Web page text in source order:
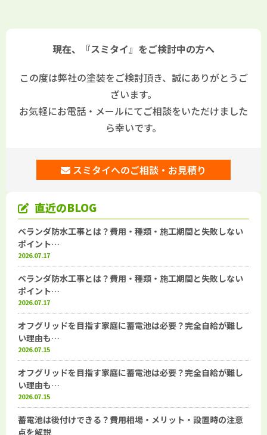
現在、『スミタイ』をご検討中の方へ
この度は弊社の塗装をご検討頂き、誠にありがとうご
ざいます。
お気軽にお電話・メールにてご相談をいただけました
ら幸いです。
スミタイへのご相談・お見積り
直近のBLOG
ベランダ防水工事とは？費用・種類・施工期間と失敗しない
ポイント…
2026.07.17
ベランダ防水工事とは？費用・種類・施工期間と失敗しない
ポイント…
2026.07.17
オフグリッドを目指す家庭に蓄電池は必要？完全自給が難し
い理由も…
2026.07.15
オフグリッドを目指す家庭に蓄電池は必要？完全自給が難し
い理由も…
2026.07.15
蓄電池は後付けできる？費用相場・メリット・設置時の注意
点を解説